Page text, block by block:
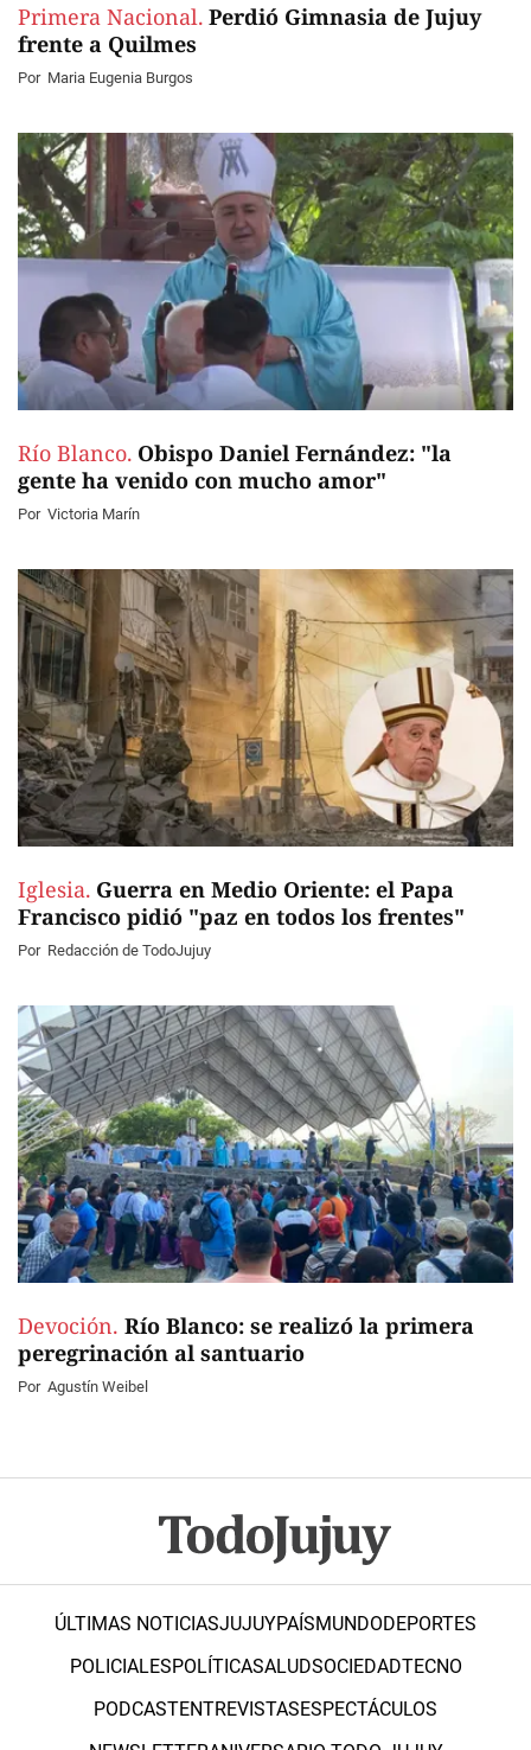
Primera Nacional. Perdió Gimnasia de Jujuy
frente a Quilmes
Por Maria Eugenia Burgos
Río Blanco. Obispo Daniel Fernández: "la
gente ha venido con mucho amor"
Por Victoria Marín
Iglesia. Guerra en Medio Oriente: el Papa
Francisco pidió "paz en todos los frentes"
Por Redacción de TodoJujuy
Devoción. Río Blanco: se realizó la primera
peregrinación al santuario
Por Agustín Weibel
ÚLTIMAS NOTICIASJUJUYPAÍSMUNDODEPORTES
POLICIALESPOLÍTICASALUDSOCIEDADTECNO
PODCASTENTREVISTASESPECTÁCULOS